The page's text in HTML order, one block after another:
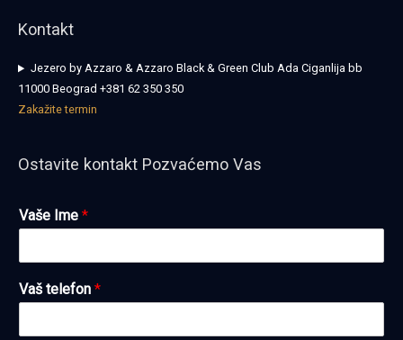
Kontakt
Jezero by Azzaro & Azzaro Black & Green Club Ada Ciganlija bb
11000 Beograd +381 62 350 350
Zakažite termin
Ostavite kontakt Pozvaćemo Vas
Vaše Ime *
Vaš telefon *